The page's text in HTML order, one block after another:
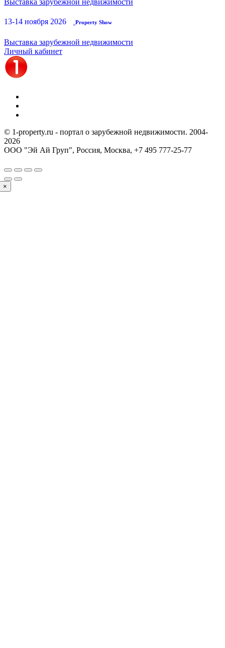
Выставка зарубежной недвижимости
13-14 ноября 2026 Property Show
Выставка зарубежной недвижимости
Личный кабинет
© 1-property.ru - портал о зарубежной недвижимости. 2004-
2026
ООО "Эй Ай Груп", Россия, Москва, +7 495 777-25-77
×